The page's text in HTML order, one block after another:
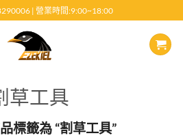
| 營業時間:9:00~18:00
草工具
標籤為 “割草工具”